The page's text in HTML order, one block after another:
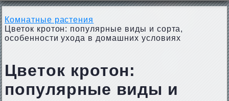
Комнатные растения
Цветок кротон: популярные виды и сорта,
особенности ухода в домашних условиях
Цветок кротон:
популярные виды и